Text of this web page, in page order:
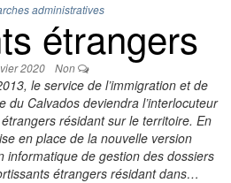
administratives
étrangers
2020 Non
le service de l’immigration et de
du Calvados deviendra l’interlocuteur
résidant sur le territoire. En
en place de la nouvelle version
informatique de gestion des dossiers
étrangers résidant dans…